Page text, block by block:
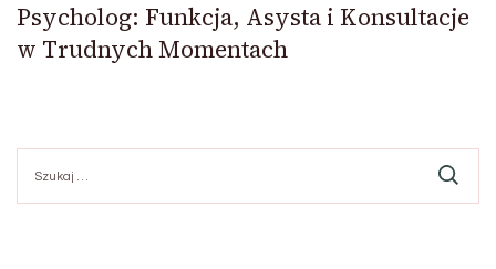
Psycholog: Funkcja, Asysta i Konsultacje
w Trudnych Momentach